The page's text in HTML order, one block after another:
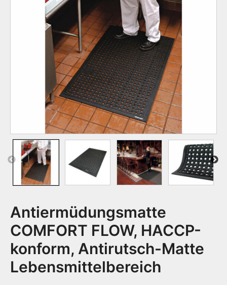
Previous Next
Antiermüdungsmatte
COMFORT FLOW, HACCP-
konform, Antirutsch-Matte
Lebensmittelbereich